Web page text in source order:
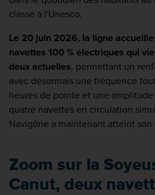
classé à l'Unesco.
Le 20 juin 2026, la ligne
navettes 100 % électriques qui
deux actuelles, permettant un
avec désormais une fréquence
heures de pointe et une
quatre navettes en circulation
Navigône a maintenant atteint
Zoom sur la
Canut, deux